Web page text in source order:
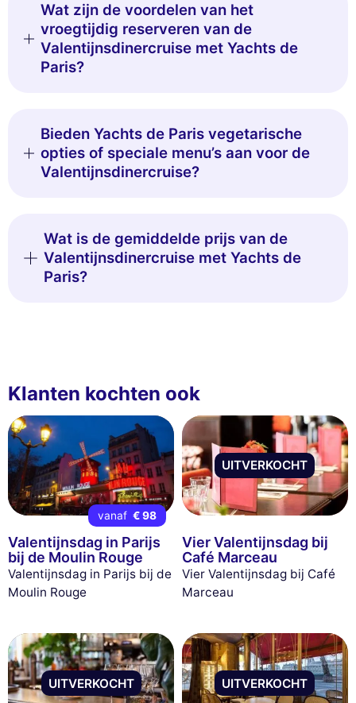
Wat zijn de voordelen van het
vroegtijdig reserveren van de
Valentijnsdinercruise met Yachts de
Paris?
Bieden Yachts de Paris vegetarische
opties of speciale menu’s aan voor de
Valentijnsdinercruise?
Wat is de gemiddelde prijs van de
Valentijnsdinercruise met Yachts de
Paris?
Klanten kochten ook
vanaf € 98
Valentijnsdag in Parijs
bij de Moulin Rouge
Valentijnsdag in Parijs bij de
Moulin Rouge
UITVERKOCHT
Vier Valentijnsdag bij
Café Marceau
Vier Valentijnsdag bij Café
Marceau
UITVERKOCHT UITVERKOCHT